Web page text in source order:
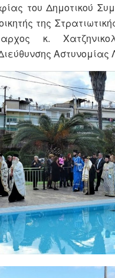
του Δημοτικού
της
κ.
Αστυνομίας